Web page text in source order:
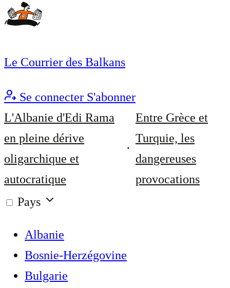
Le Courrier des Balkans
Se connecter S'abonner
L'Albanie d'Edi Rama
en pleine dérive
oligarchique et
autocratique
Entre Grèce et
Turquie, les
dangereuses
provocations
Pays
Albanie
Bosnie-Herzégovine
Bulgarie